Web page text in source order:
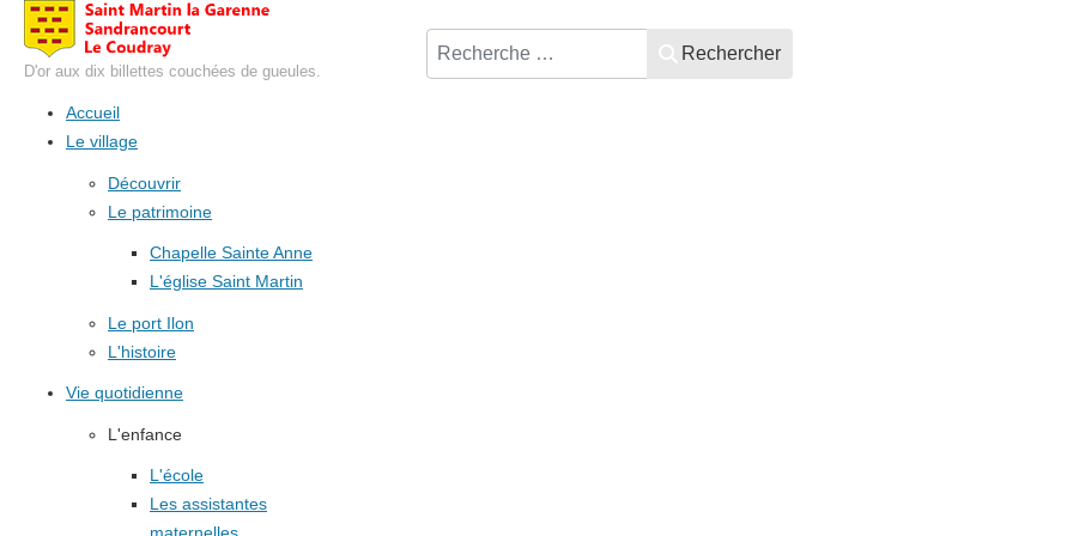
D'or aux dix billettes couchées de gueules.
Rechercher
Accueil
Le village
Découvrir
Le patrimoine
Chapelle Sainte Anne
L'église Saint Martin
Le port Ilon
L'histoire
Vie quotidienne
L'enfance
L'école
Les assistantes